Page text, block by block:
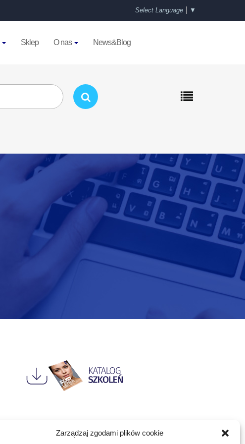
Zarządzaj zgodami plików cookie
Select Language ▼
Sklep O nas News&Blog